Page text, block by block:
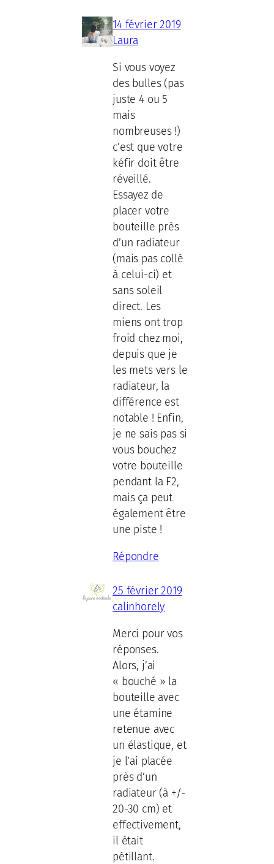
14 février 2019
Laura
Si vous voyez
des bulles (pas
juste 4 ou 5
mais
nombreuses !)
c’est que votre
kéfir doit être
réveillé.
Essayez de
placer votre
bouteille près
d’un radiateur
(mais pas collé
à celui-ci) et
sans soleil
direct. Les
miens ont trop
froid chez moi,
depuis que je
les mets vers le
radiateur, la
différence est
notable ! Enfin,
je ne sais pas si
vous bouchez
votre bouteille
pendant la F2,
mais ça peut
également être
une piste !
Répondre
25 février 2019
calinhorely
Merci pour vos
réponses.
Alors, j’ai
« bouché » la
bouteille avec
une étamine
retenue avec
un élastique, et
je l’ai placée
près d’un
radiateur (à +/-
20-30 cm) et
effectivement,
il était
pétillant.